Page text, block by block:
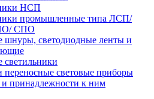
НСП
промышленные типа ЛСП/
СПО
шнуры, светодиодные ленты и
светильники
световые приборы
принадлежности к ним